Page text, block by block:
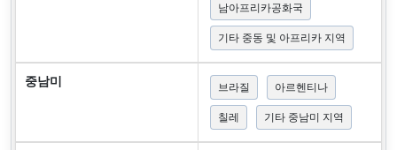
남아프리카공화국
기타 중동 및 아프리카 지역
중남미 브라질
아르헨티나
칠레
기타 중남미 지역